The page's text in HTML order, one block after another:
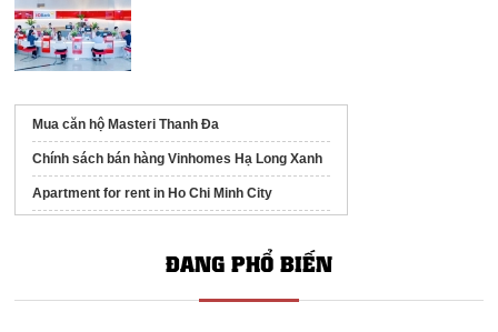
Mua căn hộ Masteri Thanh Đa
Chính sách bán hàng Vinhomes Hạ Long Xanh
Apartment for rent in Ho Chi Minh City
Fenica Dĩ An
ĐANG PHỔ BIẾN